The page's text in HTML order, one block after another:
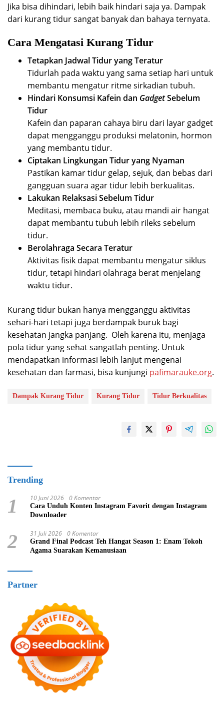
Jika bisa dihindari, lebih baik hindari saja ya. Dampak
dari kurang tidur sangat banyak dan bahaya ternyata.
Cara Mengatasi Kurang Tidur
Tetapkan Jadwal Tidur yang Teratur
Tidurlah pada waktu yang sama setiap hari untuk
membantu mengatur ritme sirkadian tubuh.
Hindari Konsumsi Kafein dan GadgetSebelum
Tidur
Kafein dan paparan cahaya biru dari layar gadget
dapat mengganggu produksi melatonin, hormon
yang membantu tidur.
Ciptakan Lingkungan Tidur yang Nyaman
Pastikan kamar tidur gelap, sejuk, dan bebas dari
gangguan suara agar tidur lebih berkualitas.
Lakukan Relaksasi Sebelum Tidur
Meditasi, membaca buku, atau mandi air hangat
dapat membantu tubuh lebih rileks sebelum
tidur.
Berolahraga Secara Teratur
Aktivitas fisik dapat membantu mengatur siklus
tidur, tetapi hindari olahraga berat menjelang
waktu tidur.
Kurang tidur bukan hanya mengganggu aktivitas
sehari-hari tetapi juga berdampak buruk bagi
kesehatan jangka panjang. Oleh karena itu, menjaga
pola tidur yang sehat sangatlah penting. Untuk
mendapatkan informasi lebih lanjut mengenai
kesehatan dan farmasi, bisa kunjungi pafimarauke.org.
Dampak Kurang Tidur Kurang Tidur Tidur Berkualitas
Trending
1 10 Juni 2026 0 Komentar
Cara Unduh Konten Instagram Favorit dengan Instagram
Downloader
2 31 Juli 2026 0 Komentar
Grand Final Podcast Teh Hangat Season 1: Enam Tokoh
Agama Suarakan Kemanusiaan
Partner